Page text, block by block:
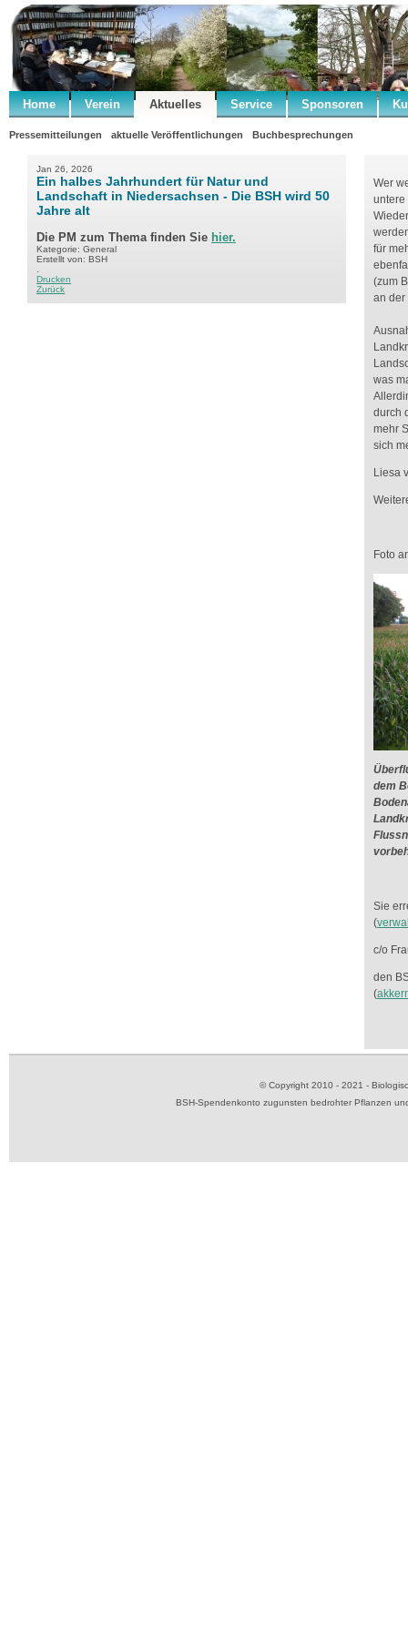
Home Verein Aktuelles Service Sponsoren
Pressemitteilungen aktuelle Veröffentlichungen Buchbesprechungen
Jan 26, 2026
Ein halbes Jahrhundert für Natur und
Landschaft in Niedersachsen - Die BSH wird 50
Jahre alt
Die PM zum Thema finden Sie hier.
Kategorie: General
Erstellt von: BSH
Drucken
Zurück
Wer
untere
für
(zum
an der
was
durch
mehr
sich
Liesa
Foto
dem
Sie
(
c/o
den
(
© Copyright 2010 - 2021 -
BSH-Spendenkonto zugunsten bedrohter Pflanzen